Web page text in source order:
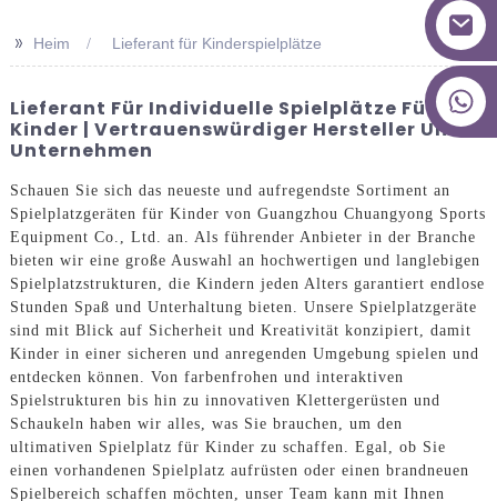
>> Heim Lieferant für Kinderspielplätze
Lieferant Für Individuelle Spielplätze Für
Kinder | Vertrauenswürdiger Hersteller Und
Unternehmen
Schauen Sie sich das neueste und aufregendste Sortiment an
Spielplatzgeräten für Kinder von Guangzhou Chuangyong Sports
Equipment Co., Ltd. an. Als führender Anbieter in der Branche
bieten wir eine große Auswahl an hochwertigen und langlebigen
Spielplatzstrukturen, die Kindern jeden Alters garantiert endlose
Stunden Spaß und Unterhaltung bieten. Unsere Spielplatzgeräte
sind mit Blick auf Sicherheit und Kreativität konzipiert, damit
Kinder in einer sicheren und anregenden Umgebung spielen und
entdecken können. Von farbenfrohen und interaktiven
Spielstrukturen bis hin zu innovativen Klettergerüsten und
Schaukeln haben wir alles, was Sie brauchen, um den
ultimativen Spielplatz für Kinder zu schaffen. Egal, ob Sie
einen vorhandenen Spielplatz aufrüsten oder einen brandneuen
Spielbereich schaffen möchten, unser Team kann mit Ihnen